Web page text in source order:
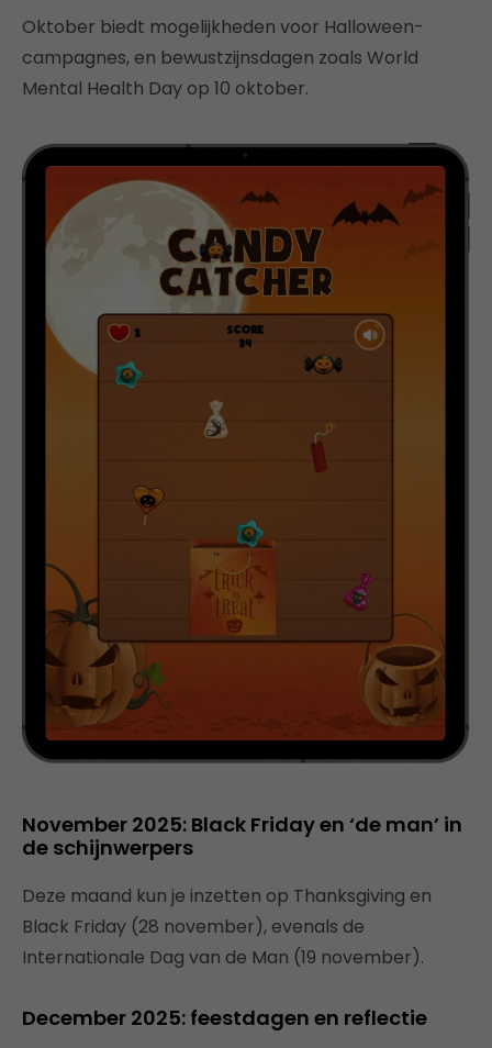
Oktober biedt mogelijkheden voor Halloween-
campagnes, en bewustzijnsdagen zoals World
Mental Health Day op 10 oktober.
November 2025: Black Friday en ‘de man’ in
de schijnwerpers
Deze maand kun je inzetten op Thanksgiving en
Black Friday (28 november), evenals de
Internationale Dag van de Man (19 november).
December 2025: feestdagen en reflectie